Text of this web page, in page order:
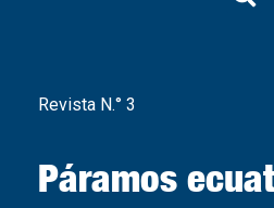
Revista N.° 3
Páramos